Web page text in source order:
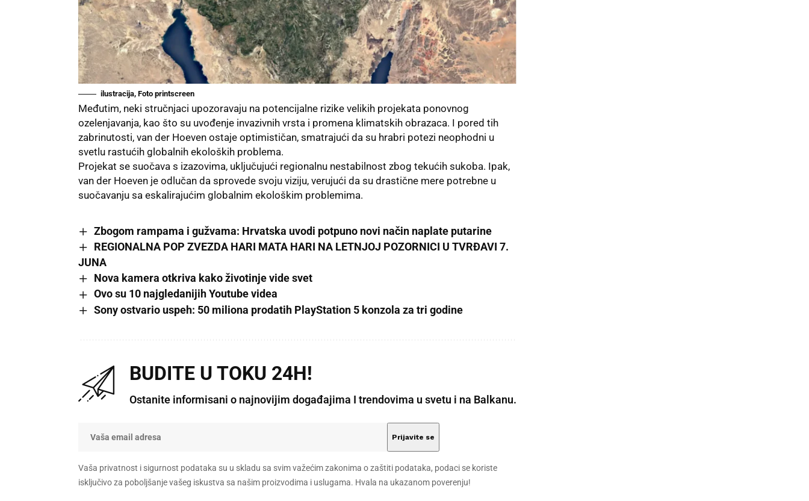
ilustracija, Foto printscreen
Međutim, neki stručnjaci upozoravaju na potencijalne rizike velikih projekata ponovnog
ozelenjavanja, kao što su uvođenje invazivnih vrsta i promena klimatskih obrazaca. I pored tih
zabrinutosti, van der Hoeven ostaje optimističan, smatrajući da su hrabri potezi neophodni u
svetlu rastućih globalnih ekoloških problema.
Projekat se suočava s izazovima, uključujući regionalnu nestabilnost zbog tekućih sukoba. Ipak,
van der Hoeven je odlučan da sprovede svoju viziju, verujući da su drastične mere potrebne u
suočavanju sa eskalirajućim globalnim ekološkim problemima.
Zbogom rampama i gužvama: Hrvatska uvodi potpuno novi način naplate putarine
REGIONALNA POP ZVEZDA HARI MATA HARI NA LETNJOJ POZORNICI U TVRĐAVI 7.
JUNA
Nova kamera otkriva kako životinje vide svet
Ovo su 10 najgledanijih Youtube videa
Sony ostvario uspeh: 50 miliona prodatih PlayStation 5 konzola za tri godine
BUDITE U TOKU 24H!
Ostanite informisani o najnovijim događajima I trendovima u svetu i na Balkanu.
Vaša privatnost i sigurnost podataka su u skladu sa svim važećim zakonima o zaštiti podataka, podaci se koriste
isključivo za poboljšanje vašeg iskustva sa našim proizvodima i uslugama. Hvala na ukazanom poverenju!